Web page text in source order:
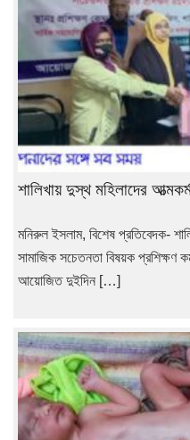
শালিখায় দুস্থ মহিলাদের
মনিরুল ইসলাম, বিশেষ প্রতিবেদক-
সামাজিক সচেতনতা বিষয়ক প্রশিক্ষণ
আয়োজিত দুইদিন […]